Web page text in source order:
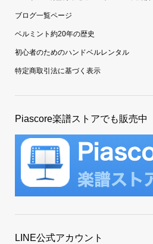
ブログ一覧ページ
ベルミント約20年の歴史
初心者のためのハンドベルレンタル
特定商取引法に基づく表示
Piascore楽譜ストアでも販売中
LINE公式アカウント